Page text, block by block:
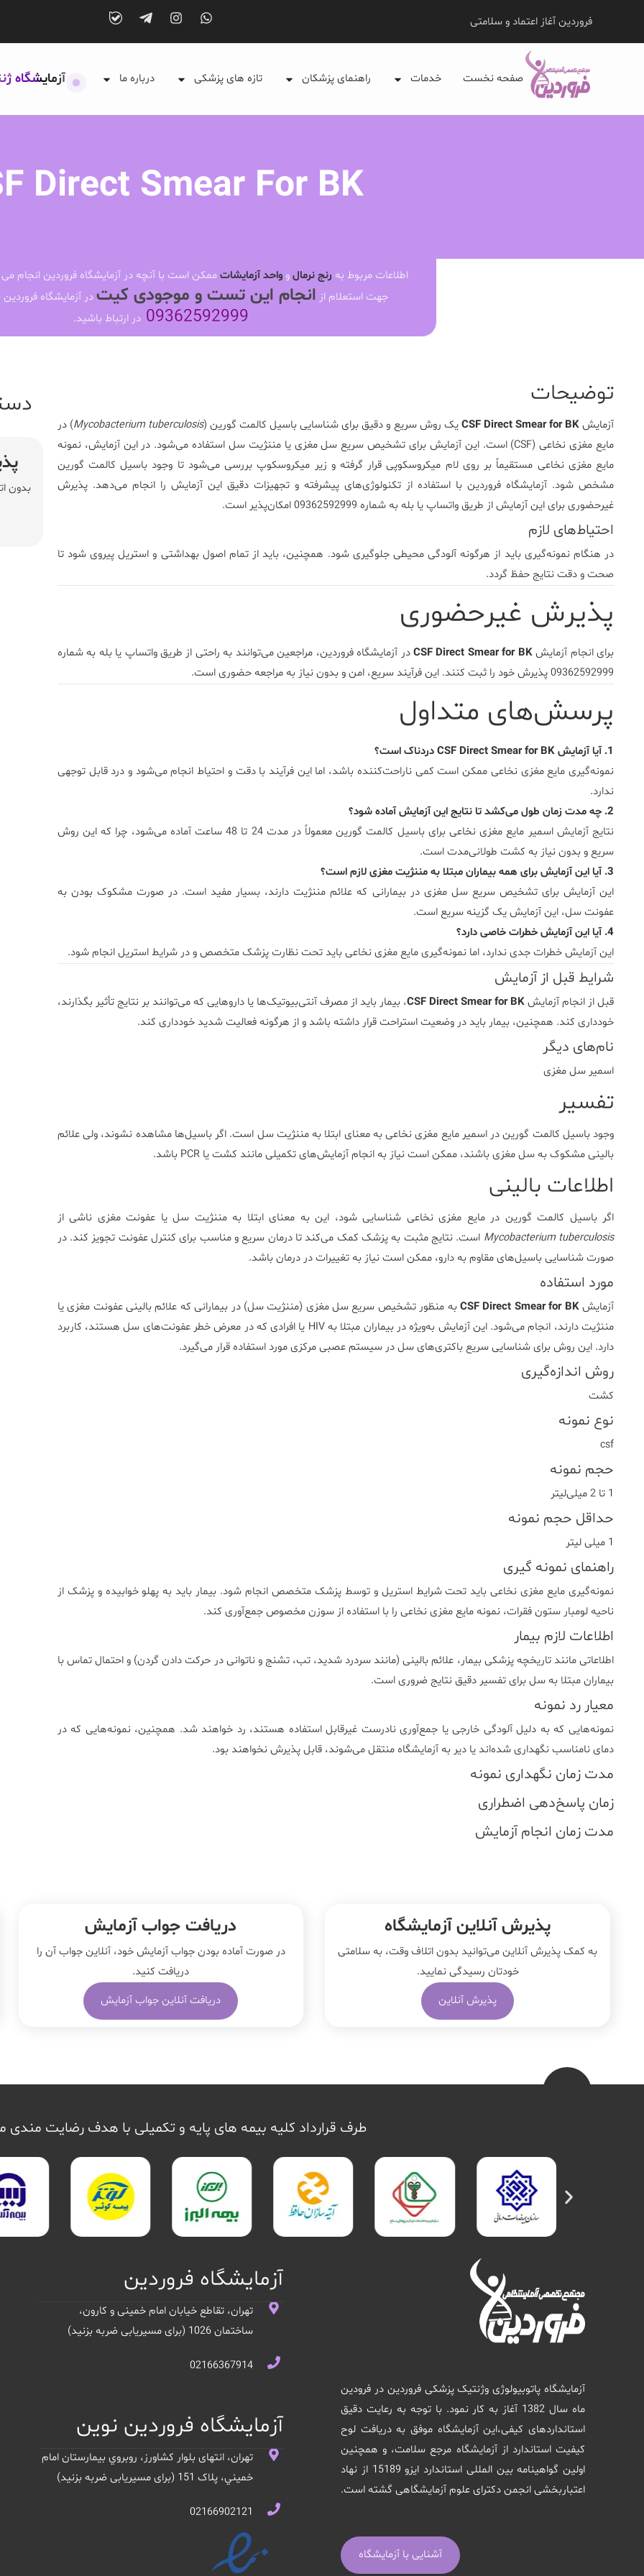
فروردین آغاز اعتماد و سلامتی
صفحه نخست خدمات راهنمای پزشکان تازه های پزشکی درباره ما آزمایشگاه
Direct Smear For BK
اطلاعات مربوط به رنج نرمالوواحد آزمایشاتممکن است با آنچه در آزمایشگاه فروردین انجام
جهت استعلام از انجام این تست و موجودی کیتدر آزمایشگاه فروردین
09362592999 در ارتباط باشید.
توضیحات
آزمایشCSF Direct Smear for BKیک روش سریع و دقیق برای شناسایی باسیل کالمت گورین (Mycobacterium tuberculosis) در
مایع مغزی نخاعی (CSF) است. این آزمایش برای تشخیص سریع سل مغزی یا مننژیت سل استفاده می‌شود. در این آزمایش، نمونه
مایع مغزی نخاعی مستقیماً بر روی لام میکروسکوپی قرار گرفته و زیر میکروسکوپ بررسی می‌شود تا وجود باسیل کالمت گورین
مشخص شود. آزمایشگاه فروردین با استفاده از تکنولوژی‌های پیشرفته و تجهیزات دقیق این آزمایش را انجام می‌دهد. پذیرش
غیرحضوری برای این آزمایش از طریق واتساپ یا بله به شماره 09362592999 امکان‌پذیر است.
احتیاط‌های لازم
در هنگام نمونه‌گیری باید از هرگونه آلودگی محیطی جلوگیری شود. همچنین، باید از تمام اصول بهداشتی و استریل پیروی شود تا
صحت و دقت نتایج حفظ گردد.
پذیرش غیرحضوری
برای انجام آزمایشCSF Direct Smear for BKدر آزمایشگاه فروردین، مراجعین می‌توانند به راحتی از طریق واتساپ یا بله به شماره
09362592999 پذیرش خود را ثبت کنند. این فرآیند سریع، امن و بدون نیاز به مراجعه حضوری است.
پرسش‌های متداول
1. آیا آزمایش CSF Direct Smear for BK دردناک است؟
نمونه‌گیری مایع مغزی نخاعی ممکن است کمی ناراحت‌کننده باشد، اما این فرآیند با دقت و احتیاط انجام می‌شود و درد قابل توجهی
ندارد.
2. چه مدت زمان طول می‌کشد تا نتایج این آزمایش آماده شود؟
نتایج آزمایش اسمیر مایع مغزی نخاعی برای باسیل کالمت گورین معمولاً در مدت 24 تا 48 ساعت آماده می‌شود، چرا که این روش
سریع و بدون نیاز به کشت طولانی‌مدت است.
3. آیا این آزمایش برای همه بیماران مبتلا به مننژیت مغزی لازم است؟
این آزمایش برای تشخیص سریع سل مغزی در بیمارانی که علائم مننژیت دارند، بسیار مفید است. در صورت مشکوک بودن به
عفونت سل، این آزمایش یک گزینه سریع است.
4. آیا این آزمایش خطرات خاصی دارد؟
این آزمایش خطرات جدی ندارد، اما نمونه‌گیری مایع مغزی نخاعی باید تحت نظارت پزشک متخصص و در شرایط استریل انجام شود.
شرایط قبل از آزمایش
قبل از انجام آزمایشCSF Direct Smear for BK، بیمار باید از مصرف آنتی‌بیوتیک‌ها یا داروهایی که می‌توانند بر نتایج تأثیر بگذارند،
خودداری کند. همچنین، بیمار باید در وضعیت استراحت قرار داشته باشد و از هرگونه فعالیت شدید خودداری کند.
نام‌های دیگر
اسمیر سل مغزی
تفسیر
وجود باسیل کالمت گورین در اسمیر مایع مغزی نخاعی به معنای ابتلا به مننژیت سل است. اگر باسیل‌ها مشاهده نشوند، ولی علائم
بالینی مشکوک به سل مغزی باشند، ممکن است نیاز به انجام آزمایش‌های تکمیلی مانند کشت یا PCR باشد.
اطلاعات بالینی
اگر باسیل کالمت گورین در مایع مغزی نخاعی شناسایی شود، این به معنای ابتلا به مننژیت سل یا عفونت مغزی ناشی از
Mycobacterium tuberculosis است. نتایج مثبت به پزشک کمک می‌کند تا درمان سریع و مناسب برای کنترل عفونت تجویز کند. در
صورت شناسایی باسیل‌های مقاوم به دارو، ممکن است نیاز به تغییرات در درمان باشد.
مورد استفاده
آزمایشCSF Direct Smear for BKبه منظور تشخیص سریع سل مغزی (مننژیت سل) در بیمارانی که علائم بالینی عفونت مغزی یا
مننژیت دارند، انجام می‌شود. این آزمایش به‌ویژه در بیماران مبتلا به HIV یا افرادی که در معرض خطر عفونت‌های سل هستند، کاربرد
دارد. این روش برای شناسایی سریع باکتری‌های سل در سیستم عصبی مرکزی مورد استفاده قرار می‌گیرد.
روش اندازه‌گیری
کشت
نوع نمونه
csf
حجم نمونه
1 تا 2 میلی‌لیتر
حداقل حجم نمونه
1 میلی لیتر
راهنمای نمونه گیری
نمونه‌گیری مایع مغزی نخاعی باید تحت شرایط استریل و توسط پزشک متخصص انجام شود. بیمار باید به پهلو خوابیده و پزشک از
ناحیه لومبار ستون فقرات، نمونه مایع مغزی نخاعی را با استفاده از سوزن مخصوص جمع‌آوری کند.
اطلاعات لازم بیمار
اطلاعاتی مانند تاریخچه پزشکی بیمار، علائم بالینی (مانند سردرد شدید، تب، تشنج و ناتوانی در حرکت دادن گردن) و احتمال تماس با
بیماران مبتلا به سل برای تفسیر دقیق نتایج ضروری است.
معیار رد نمونه
نمونه‌هایی که به دلیل آلودگی خارجی یا جمع‌آوری نادرست غیرقابل استفاده هستند، رد خواهند شد. همچنین، نمونه‌هایی که در
دمای نامناسب نگهداری شده‌اند یا دیر به آزمایشگاه منتقل می‌شوند، قابل پذیرش نخواهند بود.
مدت زمان نگهداری نمونه
زمان پاسخ‌دهی اضطراری
مدت زمان انجام آزمایش
بدون
پذیرش آنلاین آزمایشگاه
به کمک پذیرش آنلاین می‌توانید بدون اتلاف وقت، به سلامتی
خودتان رسیدگی نمایید.
پذیرش آنلاین
دریافت جواب آزمایش
در صورت آماده بودن جواب آزمایش خود، آنلاین جواب‌ آن را
دریافت کنید.
دریافت آنلاین جواب آزمایش
طرف قرارداد کلیه بیمه های پایه و تکمیلی با هدف رضایت مندی
آزمایشگاه پاتوبیولوژی وژنتیک پزشکی فروردین در فرودین
ماه سال 1382 آغاز به کار نمود. با توجه به رعایت دقیق
استانداردهای کیفی،این آزمایشگاه موفق به دریافت لوح
کیفیت استاندارد از آزمایشگاه مرجع سلامت، و همچنین
اولین گواهینامه بین المللی استاندارد ایزو 15189 از نهاد
اعتباربخشی انجمن دکترای علوم آزمایشگاهی گشته است.
آشنایی با آزمایشگاه
آزمایشگاه فروردین
تهران، تقاطع خیابان امام خمینی و کارون،
ساختمان 1026 (برای مسیریابی ضربه بزنید)
02166367914
آزمایشگاه فروردین نوین
تهران، انتهای بلوار کشاورز، روبروي بيمارستان امام
خميني، پلاک 151 (برای مسیریابی ضربه بزنید)
02166902121